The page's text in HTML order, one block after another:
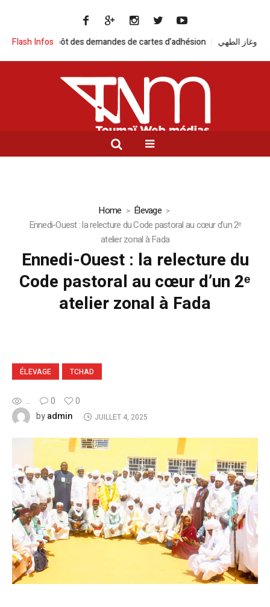
Flash Infos
demandes de cartes d’adhésion
Home
Élevage
Ennedi-Ouest : la relecture du Code pastoral au cœur d’un 2ᵉ
atelier zonal à Fada
Ennedi-Ouest : la relecture du
Code pastoral au cœur d’un 2ᵉ
atelier zonal à Fada
ÉLEVAGE TCHAD
... 0
0
byadmin JUILLET 4, 2025